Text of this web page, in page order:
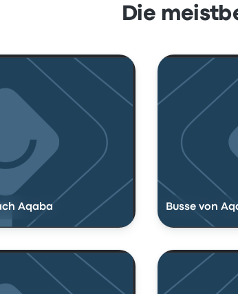
Die
Aqaba Busse von